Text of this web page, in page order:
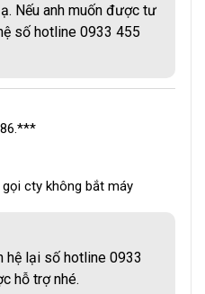
Máy hút chân không
Có phím điều khiển In/
Nếu anh muốn được tư
số hotline 0933 455
cty không bắt máy
hệ lại số hotline 0933
hỗ trợ nhé.